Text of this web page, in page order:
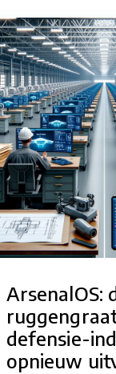
ArsenalOS:
defensie-
opnieuw